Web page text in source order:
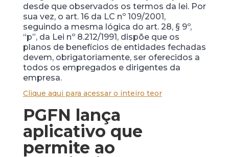
desde que observados os termos da lei. Por
sua vez, o art. 16 da LC nº 109/2001,
seguindo a mesma lógica do art. 28, § 9º,
“p”, da Lei nº 8.212/1991, dispõe que os
planos de benefícios de entidades fechadas
devem, obrigatoriamente, ser oferecidos a
todos os empregados e dirigentes da
empresa.
Clique aqui para acessar o inteiro teor
PGFN lança
aplicativo que
permite ao